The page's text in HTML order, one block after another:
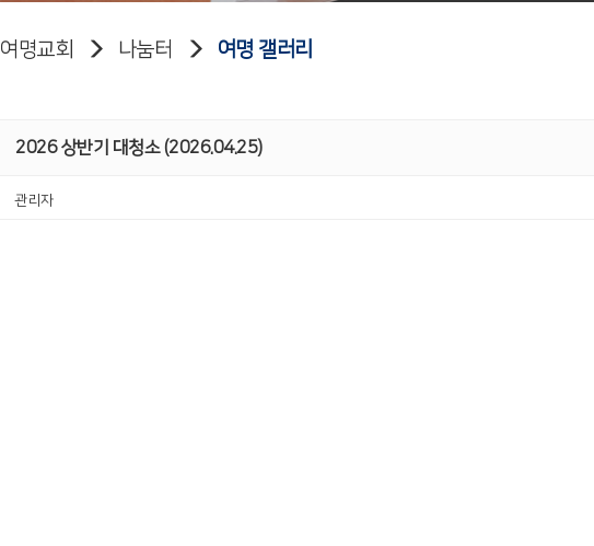
여명교회 나눔터 여명 갤러리
2026 상반기 대청소 (2026.04.25)
관리자